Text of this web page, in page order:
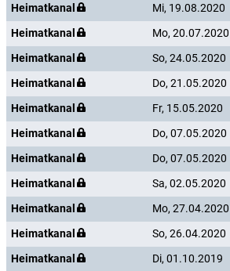
Heimatkanal Mi, 19.08.2020
Heimatkanal
Mo, 20.07.2020
Heimatkanal
So, 24.05.2020
Heimatkanal
Do, 21.05.2020
Heimatkanal
Fr, 15.05.2020
Heimatkanal
Do, 07.05.2020
Heimatkanal
Do, 07.05.2020
Heimatkanal
Sa, 02.05.2020
Heimatkanal
Mo, 27.04.2020
Heimatkanal
So, 26.04.2020
Heimatkanal
Di, 01.10.2019